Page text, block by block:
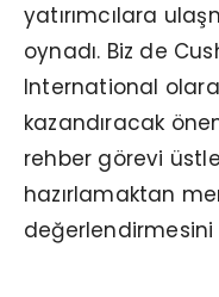
yatırımcılara
oynadı. Biz de
International
kazandıracak
rehber görevi
hazırlamaktan
değerlendirmesini